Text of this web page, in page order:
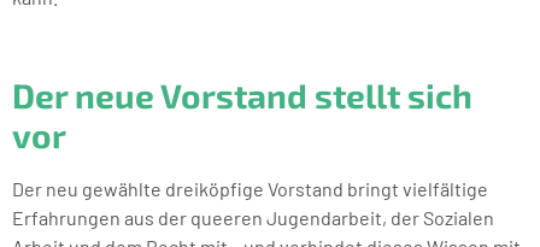
Der neue Vorstand stellt sich
vor
Der neu gewählte dreiköpfige Vorstand bringt vielfältige
Erfahrungen aus der queeren Jugendarbeit, der Sozialen